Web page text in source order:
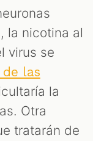
la nicotina al
virus se
de las
la
Otra
tratarán de